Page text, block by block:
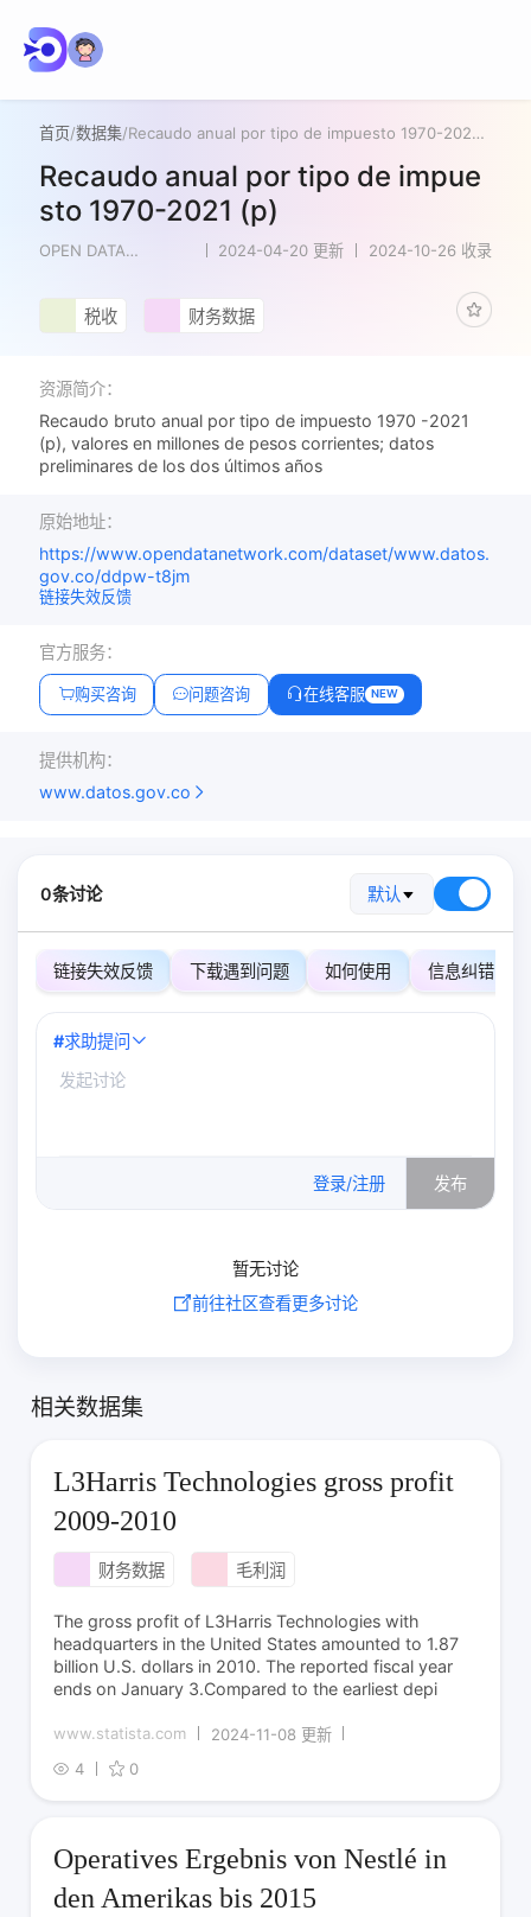
首页/数据集/ Recaudo anual por tipo de impuesto 1970-2021 (p)
Recaudo anual por tipo de impue
sto 1970-2021 (p)
OPEN DATA
2024-04-20 更新 2024-10-26 收录
税收 财务数据
资源简介：
Recaudo bruto anual por tipo de impuesto 1970 -2021
(p), valores en millones de pesos corrientes; datos
preliminares de los dos últimos años
原始地址：
https://www.opendatanetwork.com/dataset/www.datos.
gov.co/ddpw-t8jm
链接失效反馈
官方服务：
购买咨询 问题咨询 在线客服 NEW
提供机构：
www.datos.gov.co
0条讨论 默认
链接失效反馈 下载遇到问题 如何使用 信息纠错
#求助提问
登录/注册 发布
暂无讨论
前往社区查看更多讨论
相关数据集
L3Harris Technologies gross profit
2009-2010
财务数据 毛利润
The gross profit of L3Harris Technologies with
headquarters in the United States amounted to 1.87
billion U.S. dollars in 2010. The reported fiscal year
ends on January 3.Compared to the earliest depi
www.statista.com
2024-11-08 更新
4
0
Operatives Ergebnis von Nestlé in
den Amerikas bis 2015